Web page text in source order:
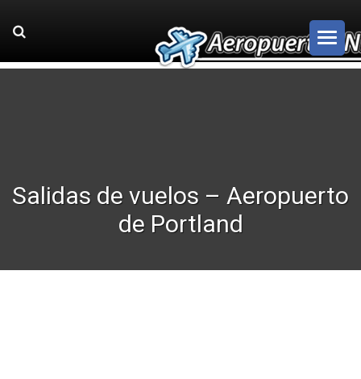
Salidas de vuelos – Aeropuerto
de Portland